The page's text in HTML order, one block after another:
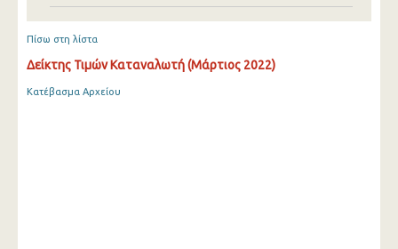
Πίσω στη λίστα
Δείκτης Τιμών Καταναλωτή (Μάρτιος 2022)
Κατέβασμα Αρχείου